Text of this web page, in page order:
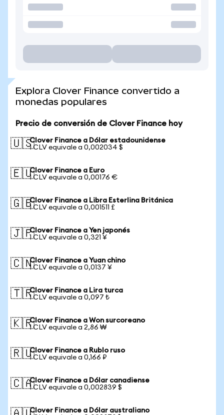
Explora Clover Finance convertido a
monedas populares
Precio de conversión de Clover Finance hoy
🇺🇸Clover Finance a Dólar estadounidense
1 CLV equivale a 0,002034 $
🇪🇺Clover Finance a Euro
1 CLV equivale a 0,00176 €
🇬🇧Clover Finance a Libra Esterlina Británica
1 CLV equivale a 0,001511 £
🇯🇵Clover Finance a Yen japonés
1 CLV equivale a 0,321 ¥
🇨🇳Clover Finance a Yuan chino
1 CLV equivale a 0,0137 ¥
🇹🇷Clover Finance a Lira turca
1 CLV equivale a 0,097 ₺
🇰🇷Clover Finance a Won surcoreano
1 CLV equivale a 2,86 ₩
🇷🇺Clover Finance a Rublo ruso
1 CLV equivale a 0,166 ₽
🇨🇦Clover Finance a Dólar canadiense
1 CLV equivale a 0,002839 $
Clover Finance a Dólar australiano